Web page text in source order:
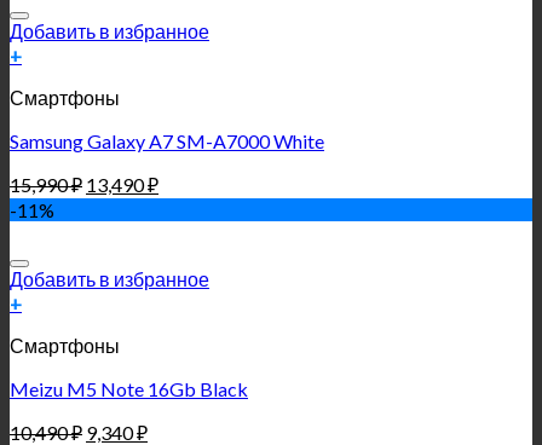
Добавить в избранное
+
Смартфоны
Samsung Galaxy A7 SM-A7000 White
15,990₽ 13,490₽
-11%
Добавить в избранное
+
Смартфоны
Meizu M5 Note 16Gb Black
10,490₽ 9,340₽